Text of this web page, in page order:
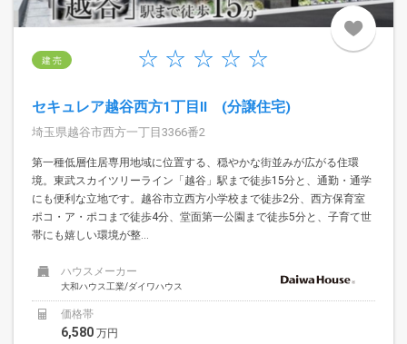
建 売
セキュレア越谷西方1丁目II (分譲住宅)
埼玉県越谷市西方一丁目3366番2
第一種低層住居専用地域に位置する、穏やかな街並みが広がる住環
境。東武スカイツリーライン「越谷」駅まで徒歩15分と、通勤・通学
にも便利な立地です。越谷市立西方小学校まで徒歩2分、西方保育室
ポコ・ア・ポコまで徒歩4分、堂面第一公園まで徒歩5分と、子育て世
帯にも嬉しい環境が整...
ハウスメーカー
大和ハウス工業/ダイワハウス
価格帯
6,580 万円